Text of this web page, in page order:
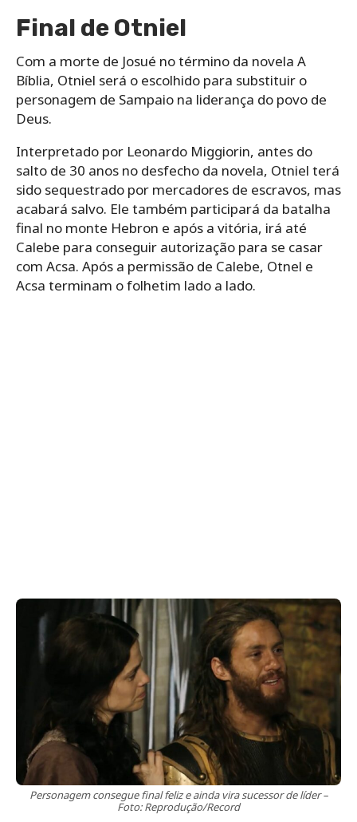
Final de Otniel
Com a morte de Josué no término da novela A
Bíblia, Otniel será o escolhido para substituir o
personagem de Sampaio na liderança do povo de
Deus.
Interpretado por Leonardo Miggiorin, antes do
salto de 30 anos no desfecho da novela, Otniel terá
sido sequestrado por mercadores de escravos, mas
acabará salvo. Ele também participará da batalha
final no monte Hebron e após a vitória, irá até
Calebe para conseguir autorização para se casar
com Acsa. Após a permissão de Calebe, Otnel e
Acsa terminam o folhetim lado a lado.
Personagem consegue final feliz e ainda vira sucessor de líder –
Foto: Reprodução/Record